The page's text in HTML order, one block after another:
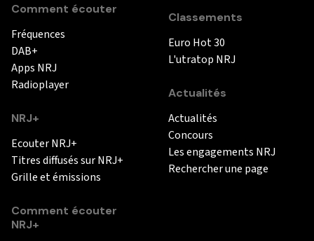
Comment écouter
Fréquences
DAB+
Apps NRJ
Radioplayer
NRJ+
Ecouter NRJ+
Titres diffusés sur NRJ+
Grille et émissions
Comment écouter
NRJ+
Classements
Euro Hot 30
L'utratop NRJ
Actualités
Actualités
Concours
Les engagements NRJ
Rechercher une page